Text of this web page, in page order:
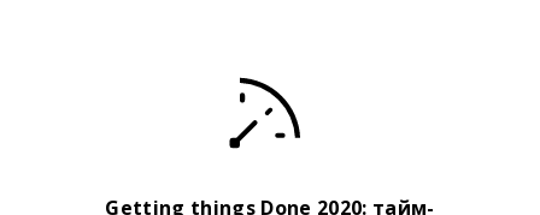
Getting things Done 2020: тайм-